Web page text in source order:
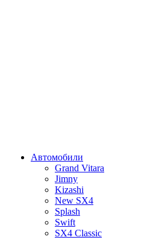
Автомобили
Grand Vitara
Jimny
Kizashi
New SX4
Splash
Swift
SX4 Classic